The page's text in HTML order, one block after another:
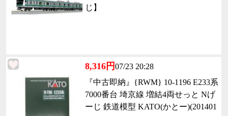
じ】
8,316円07/23 20:28
『中古即納』{RWM} 10-1196 E233系
7000番台 埼京線 増結4両せっと Nげ
ーじ 鉄道模型 KATO(かとー)(201401